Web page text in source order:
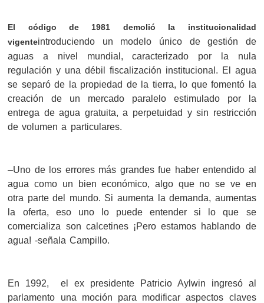
El código de 1981 demolió la institucionalidad
vigenteintroduciendo un modelo único de gestión de
aguas a nivel mundial, caracterizado por la nula
regulación y una débil fiscalización institucional. El agua
se separó de la propiedad de la tierra, lo que fomentó la
creación de un mercado paralelo estimulado por la
entrega de agua gratuita, a perpetuidad y sin restricción
de volumen a particulares.
–Uno de los errores más grandes fue haber entendido al
agua como un bien económico, algo que no se ve en
otra parte del mundo. Si aumenta la demanda, aumentas
la oferta, eso uno lo puede entender si lo que se
comercializa son calcetines ¡Pero estamos hablando de
agua! -señala Campillo.
En 1992, el ex presidente Patricio Aylwin ingresó al
parlamento una moción para modificar aspectos claves